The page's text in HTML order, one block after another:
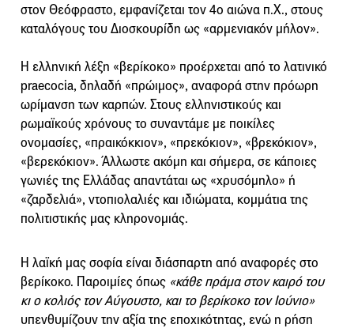
στον Θεόφραστο, εμφανίζεται τον 4ο αιώνα π.Χ., στους
καταλόγους του Διοσκουρίδη ως «αρμενιακόν μήλον».
Η ελληνική λέξη «βερίκοκο» προέρχεται από το λατινικό
praecocia, δηλαδή «πρώιμος», αναφορά στην πρόωρη
ωρίμανση των καρπών. Στους ελληνιστικούς και
ρωμαϊκούς χρόνους το συναντάμε με ποικίλες
ονομασίες, «πραικόκκιον», «πρεκόκιον», «βρεκόκιον»,
«βερεκόκιον». Άλλωστε ακόμη και σήμερα, σε κάποιες
γωνιές της Ελλάδας απαντάται ως «χρυσόμηλο» ή
«ζαρδελιά», ντοπιολαλιές και ιδιώματα, κομμάτια της
πολιτιστικής μας κληρονομιάς.
Η λαϊκή μας σοφία είναι διάσπαρτη από αναφορές στο
βερίκοκο. Παροιμίες όπως «κάθε πράμα στον καιρό του
κι ο κολιός τον Αύγουστο, και το βερίκοκο τον Ιούνιο»
υπενθυμίζουν την αξία της εποχικότητας, ενώ η ρήση